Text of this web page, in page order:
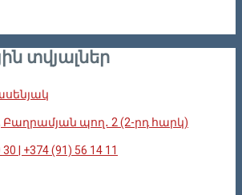
տվյալներ
Բաղրամյան պող․ 2 (2-րդ հարկ)
| +374 (91) 56 14 11